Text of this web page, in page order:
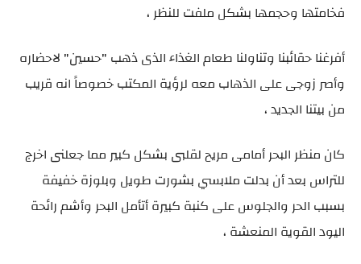
فخامتها وحجمها بشكل ملفت للنظر ،
أفرغنا حقائبنا وتناولنا طعام الغذاء الذى ذهب "حسين" لاحضاره
وأصر زوجى على الذهاب معه لرؤية المكتب خصوصاً انه قريب
من بيتنا الجديد ،
كان منظر البحر أمامى مريح لقلبى بشكل كبير مما جعلنى اخرج
للتراس بعد أن بدلت ملابسي بشورت طويل وبلوزة خفيفة
بسبب الحر والجلوس على كنبة كبيرة أتأمل البحر وأشم رائحة
اليود القوية المنعشة ،